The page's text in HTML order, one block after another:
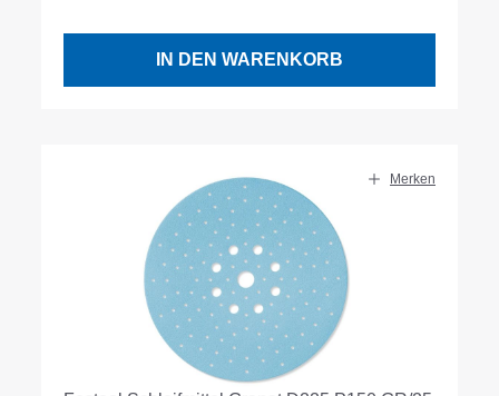
IN DEN WARENKORB
Merken